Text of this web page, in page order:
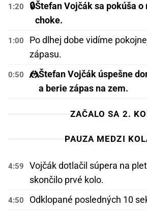
1:20 🔒Štefan Vojčák sa pokúša
choke.
1:00
Po dlhej dobe vidíme
zápasu.
0:50 🤼Štefan Vojčák úspešne
a berie zápas na zem.
ZAČALO SA 2.
PAUZA MEDZI
4:59
Vojčák dotlačil súpera na
skončilo prvé kolo.
4:50 Odklopané posledných 10